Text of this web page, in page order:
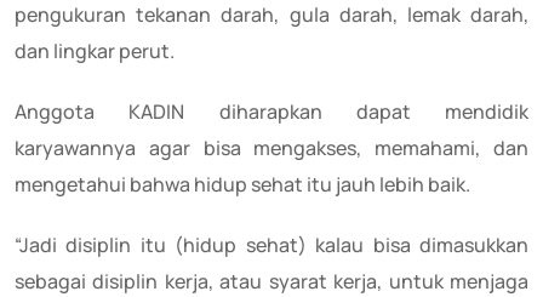
pengukuran tekanan darah, gula darah, lemak darah,
dan lingkar perut.
Anggota KADIN diharapkan dapat mendidik
karyawannya agar bisa mengakses, memahami, dan
mengetahui bahwa hidup sehat itu jauh lebih baik.
“Jadi disiplin itu (hidup sehat) kalau bisa dimasukkan
sebagai disiplin kerja, atau syarat kerja, untuk menjaga